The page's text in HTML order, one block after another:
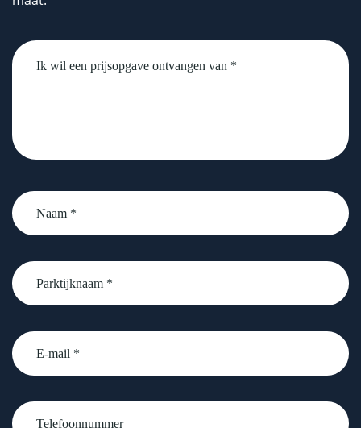
Untitled
Naam
*
Parktijknaam
*
email
Telefoonnummer